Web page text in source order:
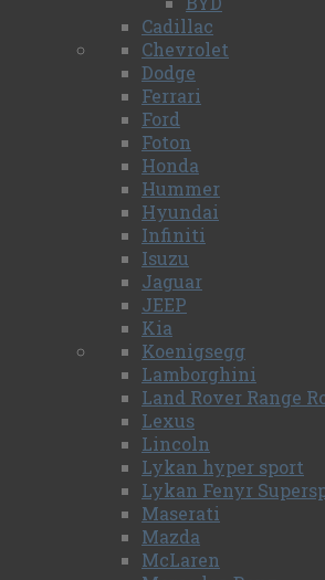
Cadillac
Chevrolet
Dodge
Ferrari
Ford
Foton
Honda
Hummer
Hyundai
Infiniti
Isuzu
Jaguar
JEEP
Kia
Koenigsegg
Lamborghini
Land Rover Range
Lexus
Lincoln
Lykan hyper sport
Lykan Fenyr
Maserati
Mazda
McLaren